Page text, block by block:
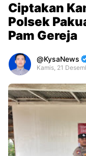
Ciptakan
Polsek
Pam Gereja
KysaNews
Kamis, 21
Premium
By
Raushan
Design
With
Shroff
Templates